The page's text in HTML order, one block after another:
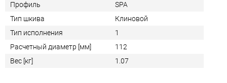
Профиль
SPA
Тип шкива
Клиновой
Тип исполнения
1
Расчетный диаметр [мм]
112
Вес [кг]
1.07